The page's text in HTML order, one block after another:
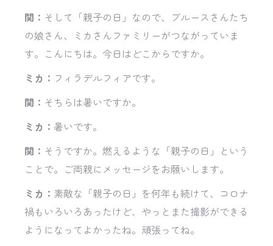
関： そして「親子の日」なので、ブルースさんたち
の娘さん、ミカさんファミリーがつながっていま
す。こんにちは。今日はどこからですか。
ミカ： フィラデルフィアです。
関： そちらは暑いですか。
ミカ： 暑いです。
関： そうですか。燃えるような「親子の日」という
ことで。ご両親にメッセージをお願いします。
ミカ： 素敵な「親子の日」を何年も続けて、コロナ
禍もいろいろあったけど、やっとまた撮影ができる
ようになってよかったね。頑張ってね。